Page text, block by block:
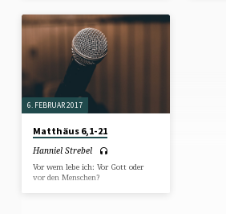
6. FEBRUAR 2017
Matthäus 6,1-21
Hanniel Strebel
Vor wem lebe ich: Vor Gott oder
vor den Menschen?